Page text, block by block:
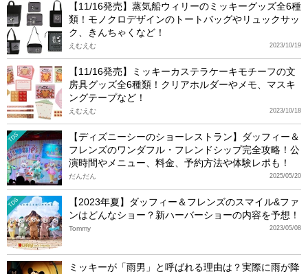
【11/16発売】蒸気船ウィリーのミッキーグッズ全6種
類！モノクロデザインのトートバッグやリュックサッ
ク、きんちゃくなど！
2023/10/19
えむえむ
【11/16発売】ミッキーカステラケーキモチーフの文
房具グッズ全6種類！クリアホルダーやメモ、マスキ
ングテープなど！
2023/10/18
えむえむ
TDS
【ディズニーシーのショーレストラン】ダッフィー＆
フレンズのワンダフル・フレンドシップ完全攻略！公
演時間やメニュー、料金、予約方法や体験レポも！
2025/05/20
だんだん
TDS
【2023年夏】ダッフィー＆フレンズのスマイル&ファ
ンはどんなショー？新ハーバーショーの内容を予想！
2023/05/08
Tommy
ミッキーが「雨男」と呼ばれる理由は？実際に雨が降